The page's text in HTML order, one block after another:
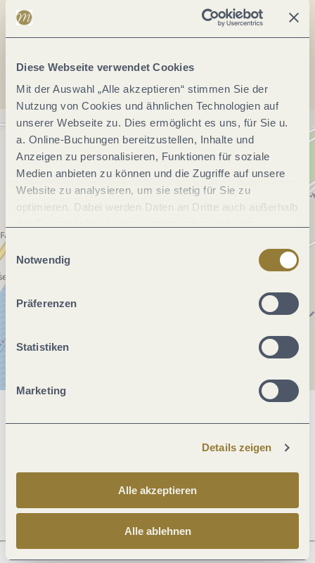
Diese Webseite verwendet Cookies
Mit der Auswahl „Alle akzeptieren“ stimmen Sie der
Nutzung von Cookies und ähnlichen Technologien auf
unserer Webseite zu. Dies ermöglicht es uns, für Sie u.
a. Online-Buchungen bereitzustellen, Inhalte und
Anzeigen zu personalisieren, Funktionen für soziale
Medien anbieten zu können und die Zugriffe auf unsere
Website zu analysieren, um sie stetig für Sie zu
optimieren. Dabei werden Daten an Dritte auch außerhalb
jederzeit widerrufen werden. Mit der Auswahl "Alle
ablehnen" kann es zu Beeinträchtigungen in der Nutzung
Einwilligungsauswahl
Notwendig
Präferenzen
Statistiken
Marketing
Details zeigen
Alle akzeptieren
Alle ablehnen
Anreise planen
Allgemeine Informationen